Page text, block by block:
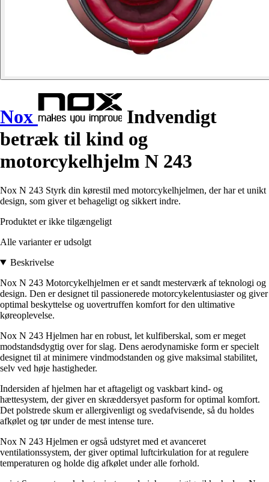
Nox
Indvendigt
betræk til kind og
motorcykelhjelm N 243
Nox N 243 Styrk din kørestil med motorcykelhjelmen, der har et unikt
design, som giver et behageligt og sikkert indre.
Produktet er ikke tilgængeligt
Alle varianter er udsolgt
Beskrivelse
Nox N 243 Motorcykelhjelmen er et sandt mesterværk af teknologi og
design. Den er designet til passionerede motorcykelentusiaster og giver
optimal beskyttelse og uovertruffen komfort for den ultimative
køreoplevelse.
Nox N 243 Hjelmen har en robust, let kulfiberskal, som er meget
modstandsdygtig over for slag. Dens aerodynamiske form er specielt
designet til at minimere vindmodstanden og give maksimal stabilitet,
selv ved høje hastigheder.
Indersiden af hjelmen har et aftageligt og vaskbart kind- og
hættesystem, der giver en skræddersyet pasform for optimal komfort.
Det polstrede skum er allergivenligt og svedafvisende, så du holdes
afkølet og tør under de mest intense ture.
Nox N 243 Hjelmen er også udstyret med et avanceret
ventilationssystem, der giver optimal luftcirkulation for at regulere
temperaturen og holde dig afkølet under alle forhold.